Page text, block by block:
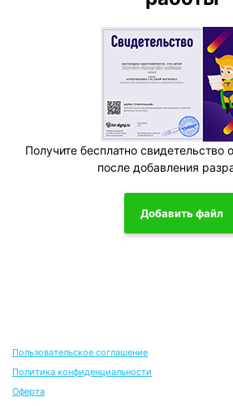
Получите бесплатно свидетельство
после добавления
Добавить файл
Пользовательское соглашение
Политика конфиденциальности
Оферта